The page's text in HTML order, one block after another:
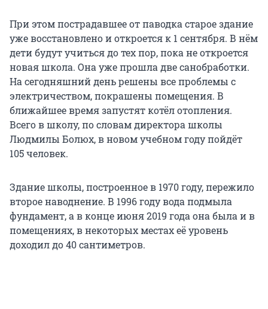
При этом пострадавшее от паводка старое здание
уже восстановлено и откроется к 1 сентября. В нём
дети будут учиться до тех пор, пока не откроется
новая школа. Она уже прошла две санобработки.
На сегодняшний день решены все проблемы с
электричеством, покрашены помещения. В
ближайшее время запустят котёл отопления.
Всего в школу, по словам директора школы
Людмилы Болюх, в новом учебном году пойдёт
105 человек.
Здание школы, построенное в 1970 году, пережило
второе наводнение. В 1996 году вода подмыла
фундамент, а в конце июня 2019 года она была и в
помещениях, в некоторых местах её уровень
доходил до 40 сантиметров.